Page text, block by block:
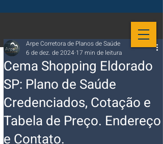
Cema Shopping Eldorado
SP: Plano de Saúde
Credenciados, Cotação e
Tabela de Preço. Endereço
e Contato.
Arpe Corretora de Planos de Saúde
6 de dez. de 2024 17 min de leitura